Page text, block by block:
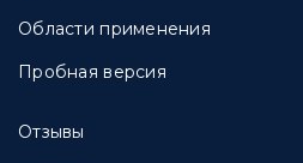
Области применения
Пробная версия
Отзывы